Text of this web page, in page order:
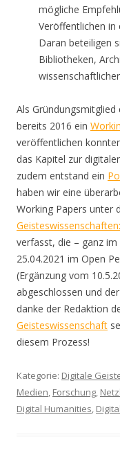
mögliche
Veröffentlichen in
Daran beteiligen
Bibliotheken,
Als
bereits 2016 ein
veröffentlichen
das Kapitel zur
zudem entstand ein
haben wir eine
Working Papers unter
verfasst, die – ganz
25.04.2021 im Open
(Ergänzung vom
abgeschlossen und
danke der Redaktion
Geisteswissenschaft
diesem Prozess!
Kategorie: Digitale
Medien, Forschung,
Digital Humanities,